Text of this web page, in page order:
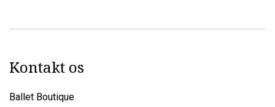
Kontakt os
Ballet Boutique